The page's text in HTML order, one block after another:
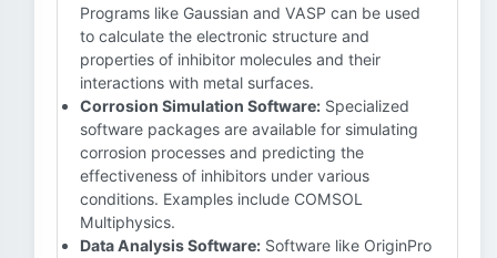
Programs like Gaussian and VASP can be used
to calculate the electronic structure and
properties of inhibitor molecules and their
interactions with metal surfaces.
Corrosion Simulation Software: Specialized
software packages are available for simulating
corrosion processes and predicting the
effectiveness of inhibitors under various
conditions. Examples include COMSOL
Multiphysics.
Data Analysis Software: Software like OriginPro